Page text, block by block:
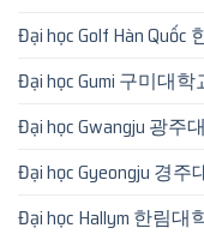
Đại học Golf Hàn Quốc
Đại học Gumi 구미대학
Đại học Gwangju 광주
Đại học Gyeongju 경주
Đại học Hallym 한림대